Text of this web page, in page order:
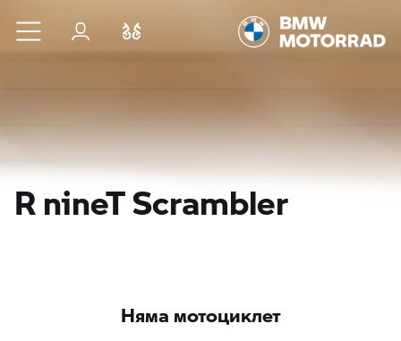
Към основното съдържание
Вход
R nineT Scrambler
Няма мотоциклет